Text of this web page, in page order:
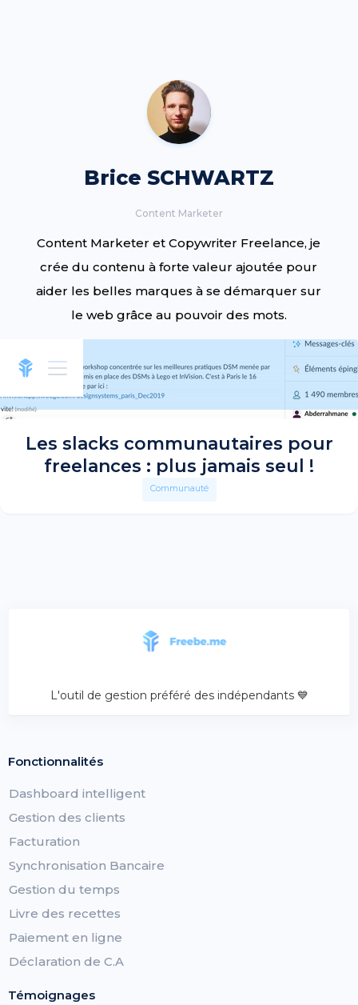
Brice SCHWARTZ
Content Marketer
Content Marketer et Copywriter Freelance, je
crée du contenu à forte valeur ajoutée pour
aider les belles marques à se démarquer sur
le web grâce au pouvoir des mots.
Les slacks communautaires pour
freelances : plus jamais seul !
Communauté
L'outil de gestion préféré des indépendants 💙
Fonctionnalités
Dashboard intelligent
Gestion des clients
Facturation
Synchronisation Bancaire
Gestion du temps
Livre des recettes
Paiement en ligne
Déclaration de C.A
Témoignages